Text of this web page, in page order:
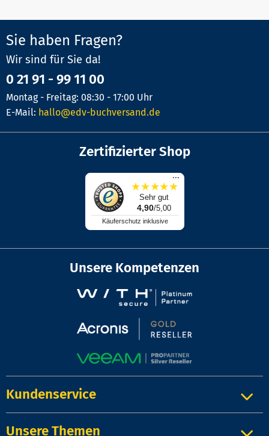
Sie haben Fragen?
Wir sind für Sie da!
0 21 91 - 99 11 00
Montag - Freitag: 08:30 - 17:00 Uhr
E-Mail: hallo@edv-buchversand.de
Zertifizierter Shop
...
★★★★★
Sehr gut
4,90/5,00
Käuferschutz inklusive
Unsere Kompetenzen
Kundenservice
Unsere Themen